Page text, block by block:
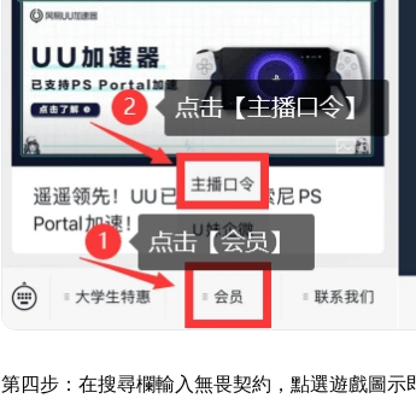
第四步：在搜尋欄輸入無畏契約，點選遊戲圖示